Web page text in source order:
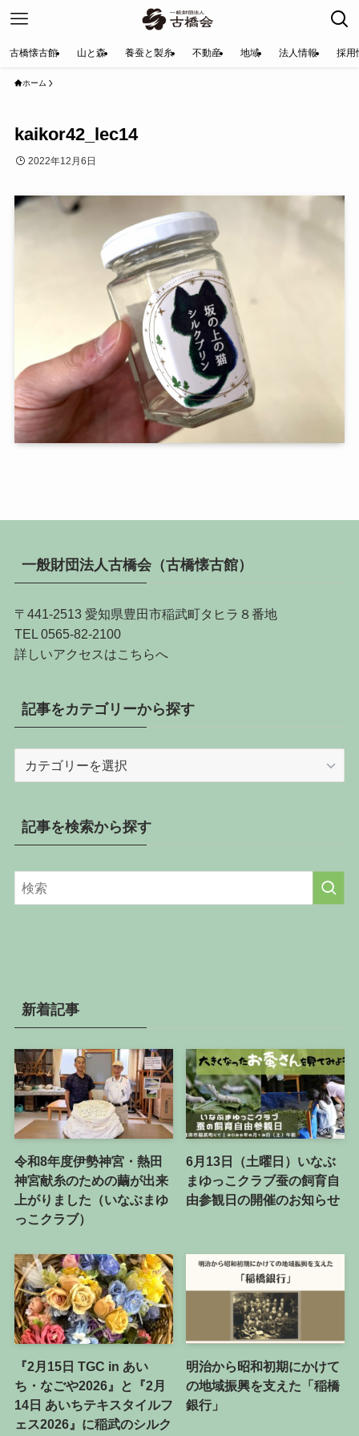
古橋懐古館 山と森 養蚕と製糸 不動産 地域 法人情報 採用
ホーム
kaikor42_lec14
2022年12月6日
一般財団法人古橋会（古橋懐古館）
〒441-2513 愛知県豊田市稲武町タヒラ８番地
TEL 0565-82-2100
詳しいアクセスはこちらへ
記事をカテゴリーから探す
カ
テ
ー
記事を検索から探す
新着記事
令和8年度伊勢神宮・熱田
神宮献糸のための繭が出来
上がりました（いなぶまゆ
っこクラブ）
6月13日（土曜日）いなぶ
まゆっこクラブ蚕の飼育自
由参観日の開催のお知らせ
『2月15日 TGC in あい
ち・なごや2026』と『2月
14日 あいちテキスタイルフ
ェス2026』に稲武のシルク
明治から昭和初期にかけて
の地域振興を支えた「稲橋
銀行」